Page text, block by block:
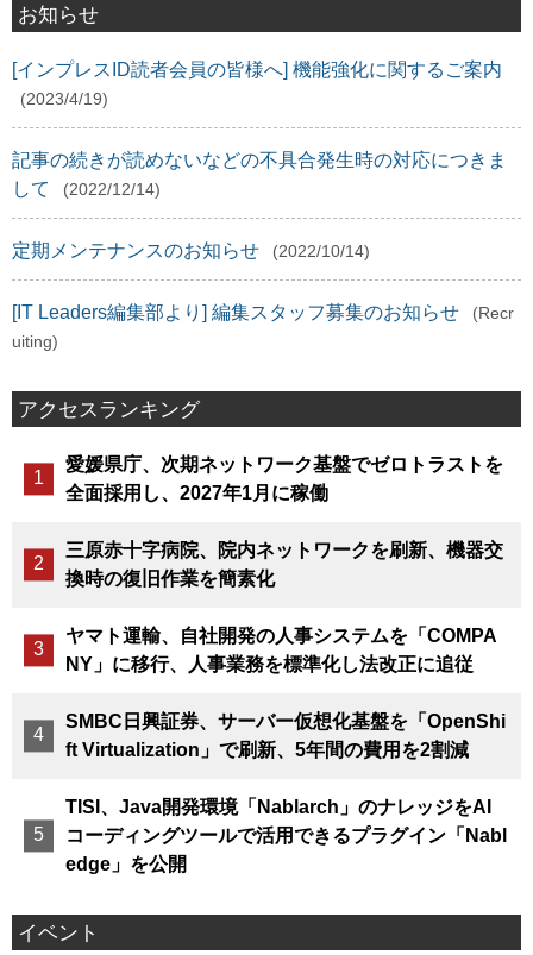
お知らせ
[インプレスID読者会員の皆様へ] 機能強化に関するご案内
(2023/4/19)
記事の続きが読めないなどの不具合発生時の対応につきま
して
(2022/12/14)
定期メンテナンスのお知らせ (2022/10/14)
[IT Leaders編集部より] 編集スタッフ募集のお知らせ
(Recr
uiting)
アクセスランキング
愛媛県庁、次期ネットワーク基盤でゼロトラストを
全面採用し、2027年1月に稼働
三原赤十字病院、院内ネットワークを刷新、機器交
換時の復旧作業を簡素化
ヤマト運輸、自社開発の人事システムを「COMPA
NY」に移行、人事業務を標準化し法改正に追従
SMBC日興証券、サーバー仮想化基盤を「OpenShi
ft Virtualization」で刷新、5年間の費用を2割減
TISI、Java開発環境「Nablarch」のナレッジをAI
コーディングツールで活用できるプラグイン「Nabl
edge」を公開
イベント